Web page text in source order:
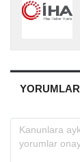
YORUMLAR